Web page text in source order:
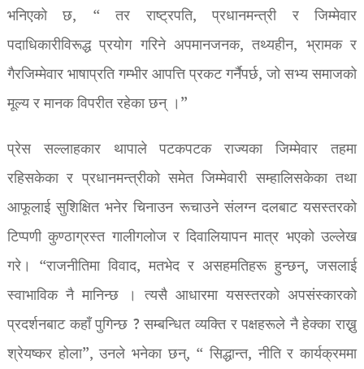
भनिएको छ, “ तर राष्ट्रपति, प्रधानमन्त्री र जिम्मेवार
पदाधिकारीविरूद्ध प्रयोग गरिने अपमानजनक, तथ्यहीन, भ्रामक र
गैरजिम्मेवार भाषाप्रति गम्भीर आपत्ति प्रकट गर्नैपर्छ, जो सभ्य समाजको
मूल्य र मानक विपरीत रहेका छन् ।”
प्रेस सल्लाहकार थापाले पटकपटक राज्यका जिम्मेवार तहमा
रहिसकेका र प्रधानमन्त्रीको समेत जिम्मेवारी सम्हालिसकेका तथा
आफूलाई सुशिक्षित भनेर चिनाउन रूचाउने संलग्न दलबाट यसस्तरको
टिप्पणी कुण्ठाग्रस्त गालीगलोज र दिवालियापन मात्र भएको उल्लेख
गरे। “राजनीतिमा विवाद, मतभेद र असहमतिहरू हुन्छन्, जसलाई
स्वाभाविक नै मानिन्छ । त्यसै आधारमा यसस्तरको अपसंस्कारको
प्रदर्शनबाट कहाँ पुगिन्छ ? सम्बन्धित व्यक्ति र पक्षहरूले नै हेक्का राख्नु
श्रेयष्कर होला”, उनले भनेका छन्, “ सिद्धान्त, नीति र कार्यक्रममा